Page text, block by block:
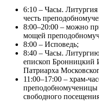
6:10 – Часы.
честь
8:00–20:00 – можно
мощей
8:00 – Исповедь;
8:40 – Часы.
епископ Бронницкий
Патриарха
11:00–17:00 – храм-
преподобномученицы
свободного